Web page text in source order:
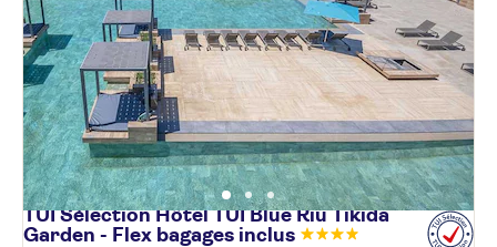
TUI Sélection Hôtel TUI Blue Riu Tikida
Garden - Flex bagages inclus